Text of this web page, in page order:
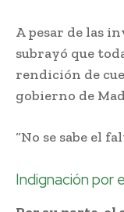
A pesar de las
subrayó que
rendición de
gobierno de
“No se sabe el
Indignación por